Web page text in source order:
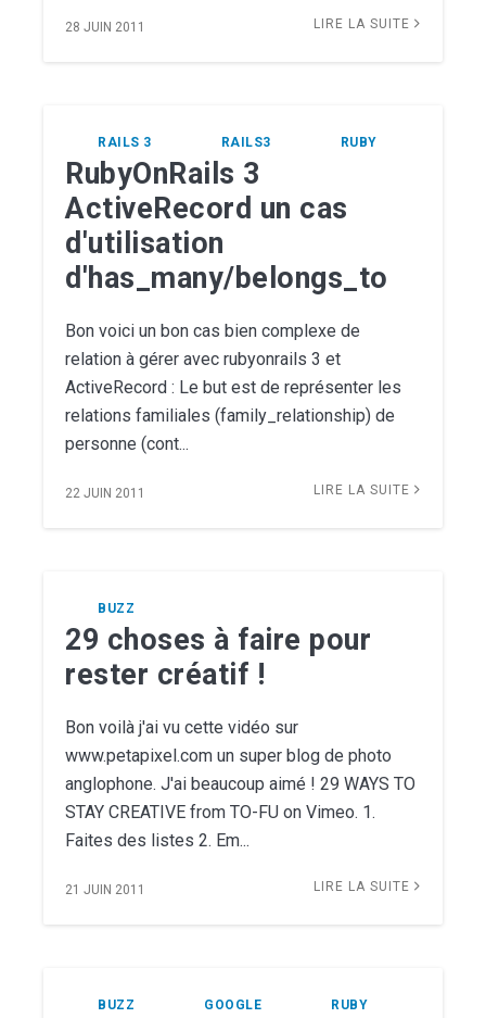
28 JUIN 2011 LIRE LA SUITE
RAILS 3 RAILS3 RUBY
RubyOnRails 3
ActiveRecord un cas
d'utilisation
d'has_many/belongs_to
Bon voici un bon cas bien complexe de
relation à gérer avec rubyonrails 3 et
ActiveRecord : Le but est de représenter les
relations familiales (family_relationship) de
personne (cont...
22 JUIN 2011 LIRE LA SUITE
BUZZ
29 choses à faire pour
rester créatif !
Bon voilà j'ai vu cette vidéo sur
www.petapixel.com un super blog de photo
anglophone. J'ai beaucoup aimé ! 29 WAYS TO
STAY CREATIVE from TO-FU on Vimeo. 1.
Faites des listes 2. Em...
21 JUIN 2011 LIRE LA SUITE
BUZZ GOOGLE RUBY